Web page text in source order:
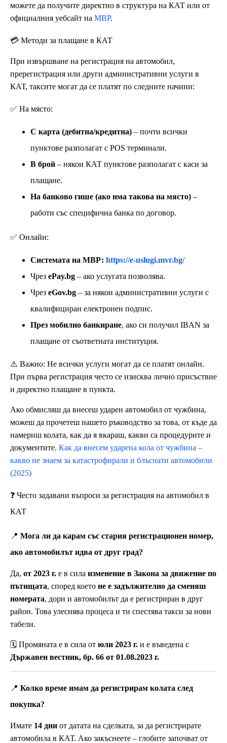
можете да получите директно в структура на КАТ или от
официалния уебсайт на МВР.
💳 Методи за плащане в КАТ
При извършване на регистрация на автомобил,
пререгистрация или други административни услуги в
КАТ, таксите могат да се платят по следните начини:
✅ На място:
С карта (дебитна/кредитна) – почти всички
пунктове разполагат с POS терминали.
В брой – някои КАТ пунктове разполагат с каси за
плащане.
На банково гише (ако има такова на място) –
работи със специфична банка по договор.
✅ Онлайн:
Системата на МВР: https://e-uslugi.mvr.bg/
Чрез ePay.bg – ако услугата позволява.
Чрез eGov.bg – за някои административни услуги с
квалифициран електронен подпис.
През мобилно банкиране, ако си получил IBAN за
плащане от съответната институция.
⚠️ Важно: Не всички услуги могат да се платят онлайн.
При първа регистрация често се изисква лично присъствие
и директно плащане в пункта.
Ако обмисляш да внесеш ударен автомобил от чужбина,
можеш да прочетеш нашето ръководство за това, от къде да
намериш колата, как да я вкараш, какви са процедурите и
документите. Как да внесем ударена кола от чужбина –
какво не знаем за катастрофирали и блъснати автомобили
(2025)
❓ Често задавани въпроси за регистрация на автомобил в
КАТ
📍 Мога ли да карам със стария регистрационен номер,
ако автомобилът идва от друг град?
Да, от 2023 г. е в сила изменение в Закона за движение по
пътищата, според което не е задължително да сменяш
номерата, дори и автомобилът да е регистриран в друг
район. Това улеснява процеса и ти спестява такси за нови
табели.
🗓️ Промяната е в сила от юли 2023 г. и е въведена с
Държавен вестник, бр. 66 от 01.08.2023 г.
📍 Колко време имам да регистрирам колата след
покупка?
Имате 14 дни от датата на сделката, за да регистрирате
автомобила в КАТ. Ако закъснеете – глобите започват от